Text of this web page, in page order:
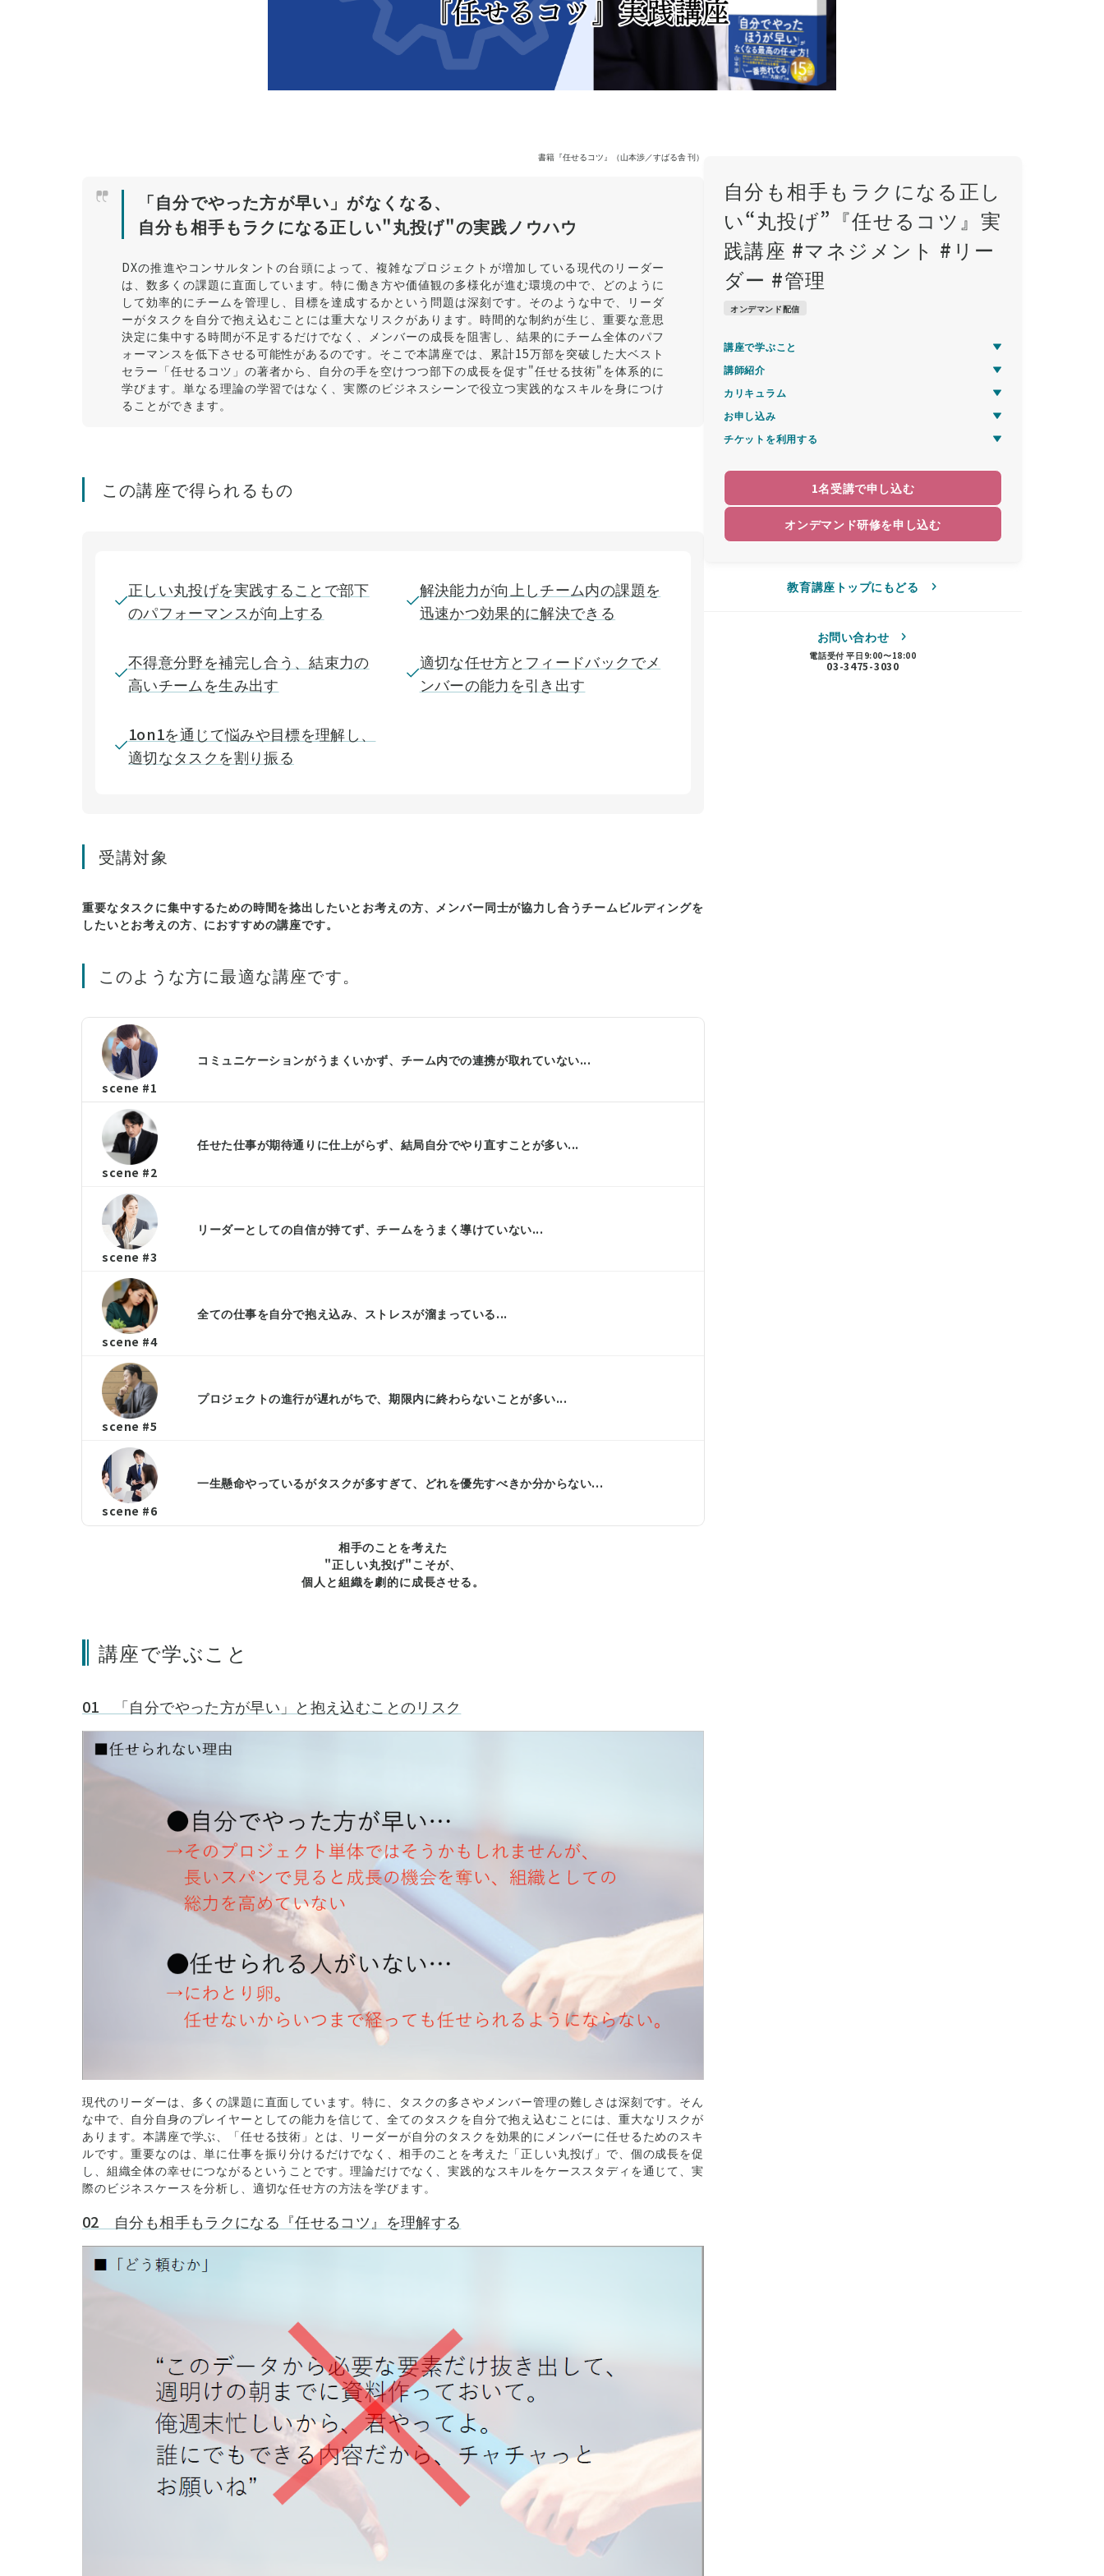
書籍『任せるコツ』（山本渉／すばる舎 刊）
「自分でやった方が早い」がなくなる、
自分も相手もラクになる正しい"丸投げ"の実践ノウハウ
DXの推進やコンサルタントの台頭によって、複雑なプロジェクトが増加している現代のリーダー
は、数多くの課題に直面しています。特に働き方や価値観の多様化が進む環境の中で、どのように
して効率的にチームを管理し、目標を達成するかという問題は深刻です。そのような中で、リーダ
ーがタスクを自分で抱え込むことには重大なリスクがあります。時間的な制約が生じ、重要な意思
決定に集中する時間が不足するだけでなく、メンバーの成長を阻害し、結果的にチーム全体のパフ
ォーマンスを低下させる可能性があるのです。そこで本講座では、累計15万部を突破した大ベスト
セラー「任せるコツ」の著者から、自分の手を空けつつ部下の成長を促す"任せる技術"を体系的に
学びます。単なる理論の学習ではなく、実際のビジネスシーンで役立つ実践的なスキルを身につけ
ることができます。
この講座で得られるもの
正しい丸投げを実践することで部下
のパフォーマンスが向上する
解決能力が向上しチーム内の課題を
迅速かつ効果的に解決できる
不得意分野を補完し合う、結束力の
高いチームを生み出す
適切な任せ方とフィードバックでメ
ンバーの能力を引き出す
1on1を通じて悩みや目標を理解し、
適切なタスクを割り振る
受講対象
重要なタスクに集中するための時間を捻出したいとお考えの方、メンバー同士が協力し合うチームビルディングを
したいとお考えの方、におすすめの講座です。
このような方に最適な講座です。
scene #1
コミュニケーションがうまくいかず、チーム内での連携が取れていない...
scene #2
任せた仕事が期待通りに仕上がらず、結局自分でやり直すことが多い...
scene #3
リーダーとしての自信が持てず、チームをうまく導けていない...
scene #4
全ての仕事を自分で抱え込み、ストレスが溜まっている...
scene #5
プロジェクトの進行が遅れがちで、期限内に終わらないことが多い...
scene #6
一生懸命やっているがタスクが多すぎて、どれを優先すべきか分からない...
相手のことを考えた
"正しい丸投げ"こそが、
個人と組織を劇的に成長させる。
講座で学ぶこと
01 「自分でやった方が早い」と抱え込むことのリスク
現代のリーダーは、多くの課題に直面しています。特に、タスクの多さやメンバー管理の難しさは深刻です。そん
な中で、自分自身のプレイヤーとしての能力を信じて、全てのタスクを自分で抱え込むことには、重大なリスクが
あります。本講座で学ぶ、「任せる技術」とは、リーダーが自分のタスクを効果的にメンバーに任せるためのスキ
ルです。重要なのは、単に仕事を振り分けるだけでなく、相手のことを考えた「正しい丸投げ」で、個の成長を促
し、組織全体の幸せにつながるということです。理論だけでなく、実践的なスキルをケーススタディを通じて、実
際のビジネスケースを分析し、適切な任せ方の方法を学びます。
02 自分も相手もラクになる『任せるコツ』を理解する
自分も相手もラクになる正し
い“丸投げ”『任せるコツ』実
践講座 #マネジメント #リー
ダー #管理
オンデマンド配信
講座で学ぶこと
講師紹介
カリキュラム
お申し込み
チケットを利用する
1名受講で申し込む
オンデマンド研修を申し込む
教育講座トップにもどる
お問い合わせ
電話受付 平日9:00〜18:00
03-3475-3030